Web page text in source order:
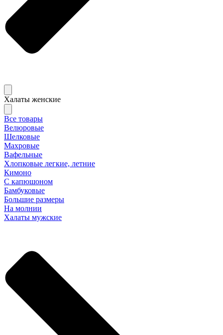
Халаты женские
Все товары
Велюровые
Шелковые
Махровые
Вафельные
Хлопковые легкие, летние
Кимоно
С капюшоном
Бамбуковые
Большие размеры
На молнии
Халаты мужские